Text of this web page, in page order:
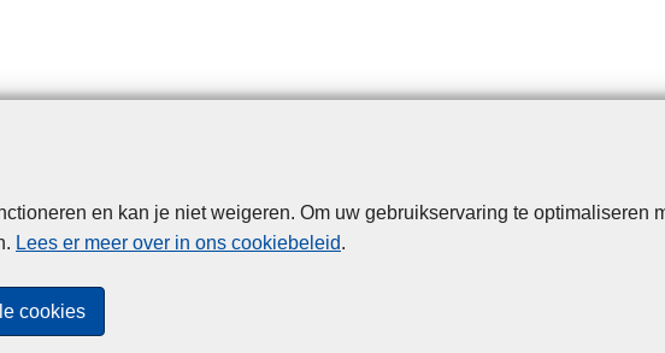
en kan je niet weigeren. Om uw gebruikservaring te optimaliseren
Lees er meer over in ons cookiebeleid.
cookies
Privacy Cookies Toegankelijkheid
© 2026 Politie.be